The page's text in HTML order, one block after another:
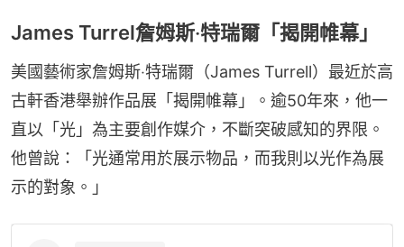
James Turrel詹姆斯‧特瑞爾「揭開帷幕」
美國藝術家詹姆斯‧特瑞爾（James Turrell）最近於高
古軒香港舉辦作品展「揭開帷幕」。逾50年來，他一
直以「光」為主要創作媒介，不斷突破感知的界限。
他曾說：「光通常用於展示物品，而我則以光作為展
示的對象。」